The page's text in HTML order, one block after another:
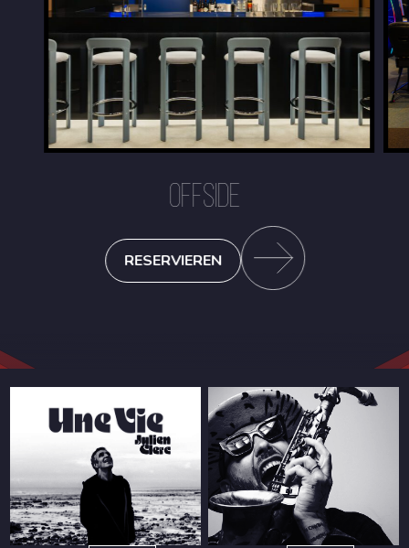
OFFSIDE
RESERVIEREN